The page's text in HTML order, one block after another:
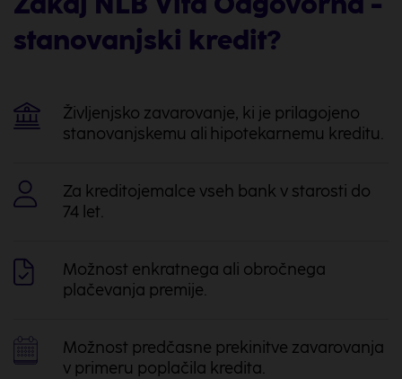
stanovanjski kredit?
Življenjsko zavarovanje, ki je prilagojeno
stanovanjskemu ali hipotekarnemu kreditu.
Za kreditojemalce vseh bank v starosti do
74 let.
Možnost enkratnega ali obročnega
plačevanja premije.
Možnost predčasne prekinitve zavarovanja
v primeru poplačila kredita.